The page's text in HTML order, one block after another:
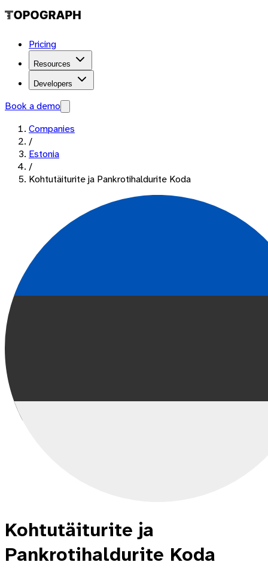
Pricing
Resources
Developers
Book a demo
Companies
/
Estonia
/
Kohtutäiturite ja Pankrotihaldurite Koda
Kohtutäiturite ja
Pankrotihaldurite Koda